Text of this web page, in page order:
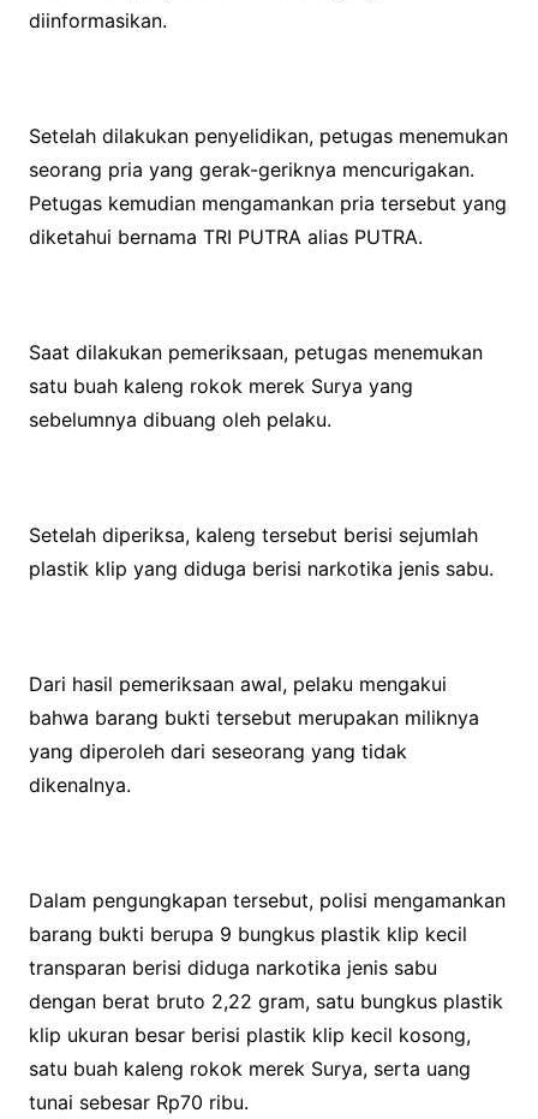
diinformasikan.
Setelah dilakukan penyelidikan, petugas menemukan
seorang pria yang gerak-geriknya mencurigakan.
Petugas kemudian mengamankan pria tersebut yang
diketahui bernama TRI PUTRA alias PUTRA.
Saat dilakukan pemeriksaan, petugas menemukan
satu buah kaleng rokok merek Surya yang
sebelumnya dibuang oleh pelaku.
Setelah diperiksa, kaleng tersebut berisi sejumlah
plastik klip yang diduga berisi narkotika jenis sabu.
Dari hasil pemeriksaan awal, pelaku mengakui
bahwa barang bukti tersebut merupakan miliknya
yang diperoleh dari seseorang yang tidak
dikenalnya.
Dalam pengungkapan tersebut, polisi mengamankan
barang bukti berupa 9 bungkus plastik klip kecil
transparan berisi diduga narkotika jenis sabu
dengan berat bruto 2,22 gram, satu bungkus plastik
klip ukuran besar berisi plastik klip kecil kosong,
satu buah kaleng rokok merek Surya, serta uang
tunai sebesar Rp70 ribu.